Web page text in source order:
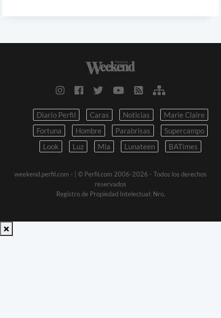
Diario Perfil Caras Noticias
Marie Claire
Fortuna
Hombre Parabrisas
Supercampo
Look
Luz Mia Lunateen BATimes
weekend.perfil.com - | © Perfil.com 2006-2026 - Todos los derechos
reservados
Registro de Propiedad Intelectual: Nro.